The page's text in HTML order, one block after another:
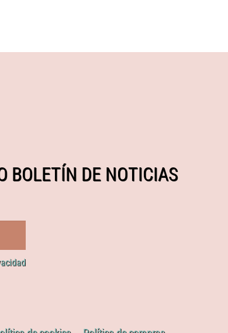
BOLETÍN DE NOTICIAS